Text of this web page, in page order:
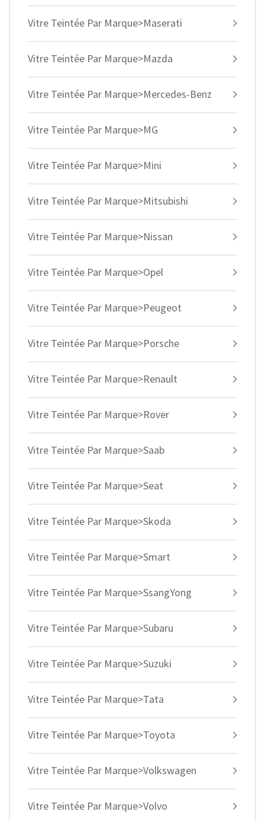
Vitre Teintée Par Marque>Maserati
Vitre Teintée Par Marque>Mazda
Vitre Teintée Par Marque>Mercedes-Benz
Vitre Teintée Par Marque>MG
Vitre Teintée Par Marque>Mini
Vitre Teintée Par Marque>Mitsubishi
Vitre Teintée Par Marque>Nissan
Vitre Teintée Par Marque>Opel
Vitre Teintée Par Marque>Peugeot
Vitre Teintée Par Marque>Porsche
Vitre Teintée Par Marque>Renault
Vitre Teintée Par Marque>Rover
Vitre Teintée Par Marque>Saab
Vitre Teintée Par Marque>Seat
Vitre Teintée Par Marque>Skoda
Vitre Teintée Par Marque>Smart
Vitre Teintée Par Marque>SsangYong
Vitre Teintée Par Marque>Subaru
Vitre Teintée Par Marque>Suzuki
Vitre Teintée Par Marque>Tata
Vitre Teintée Par Marque>Toyota
Vitre Teintée Par Marque>Volkswagen
Vitre Teintée Par Marque>Volvo